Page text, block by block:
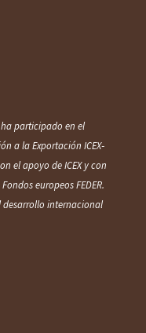
ha participado en el
a la Exportación ICEX‐
el apoyo de ICEX y con
europeos FEDER.
desarrollo internacional